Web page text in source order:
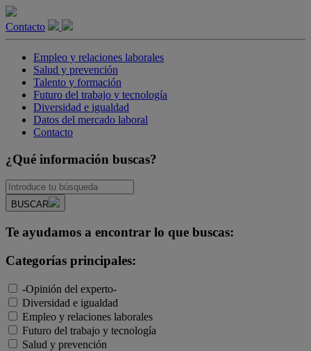
Contacto
Empleo y relaciones laborales
Salud y prevención
Talento y formación
Futuro del trabajo y tecnología
Diversidad e igualdad
Datos del mercado laboral
Contacto
¿Qué información buscas?
BUSCAR
Te ayudamos a encontrar lo que buscas:
Categorías principales:
-Opinión del experto-
Diversidad e igualdad
Empleo y relaciones laborales
Futuro del trabajo y tecnología
Salud y prevención